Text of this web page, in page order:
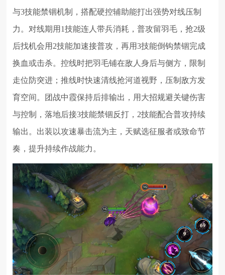
与3技能禁锢机制，搭配硬控辅助能打出强势对线压制
力。对线期用1技能连人带兵消耗，普攻留羽毛，抢2级
后找机会用2技能加速接普攻，再用3技能倒钩禁锢完成
换血或击杀。控线时把羽毛铺在敌人身后与侧方，限制
走位防突进；推线时快速清线抢河道视野，压制敌方发
育空间。团战中霞保持后排输出，用大招规避关键伤害
与控制，落地后接3技能禁锢反打，2技能配合普攻持续
输出。出装以攻速暴击流为主，天赋选征服者或致命节
奏，提升持续作战能力。